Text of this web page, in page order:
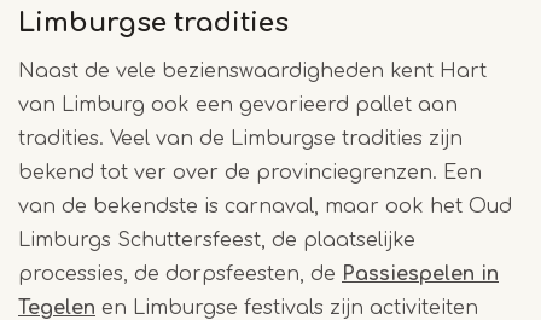
Limburgse tradities
Naast de vele bezienswaardigheden kent Hart
van Limburg ook een gevarieerd pallet aan
tradities. Veel van de Limburgse tradities zijn
bekend tot ver over de provinciegrenzen. Een
van de bekendste is carnaval, maar ook het Oud
Limburgs Schuttersfeest, de plaatselijke
processies, de dorpsfeesten, de Passiespelen in
Tegelen en Limburgse festivals zijn activiteiten